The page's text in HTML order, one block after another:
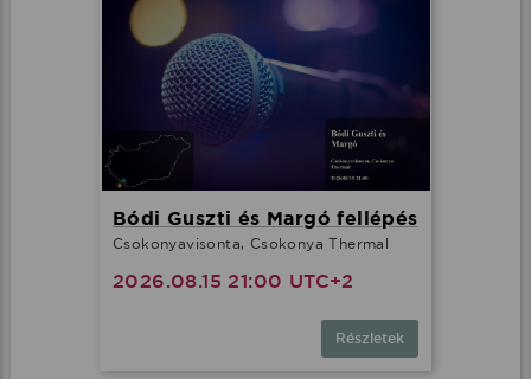
Bódi Guszti és Margó fellépés
Csokonyavisonta, Csokonya Thermal
2026.08.15 21:00 UTC+2
Részletek